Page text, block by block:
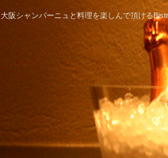
大阪シャンパーニュと料理を楽しんで頂ける